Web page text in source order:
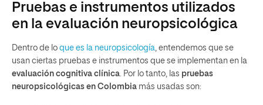
Pruebas e instrumentos utilizados
en la evaluación neuropsicológica
Dentro de lo que es la neuropsicología, entendemos que se
usan ciertas pruebas e instrumentos que se implementan en la
evaluación cognitiva clínica. Por lo tanto, las pruebas
neuropsicológicas en Colombia más usadas son: